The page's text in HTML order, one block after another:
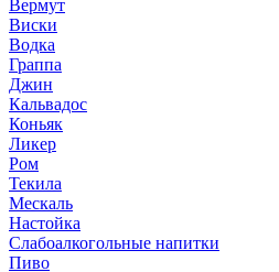
Вермут
Виски
Водка
Граппа
Джин
Кальвадос
Коньяк
Ликер
Ром
Текила
Мескаль
Настойка
Слабоалкогольные напитки
Пиво